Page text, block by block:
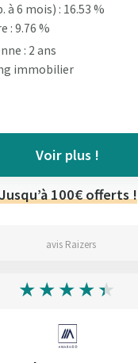
à 6 mois) : 16.53 %
: 9.76 %
: 2 ans
immobilier
Voir plus !
100€ offerts !
avis Raizers